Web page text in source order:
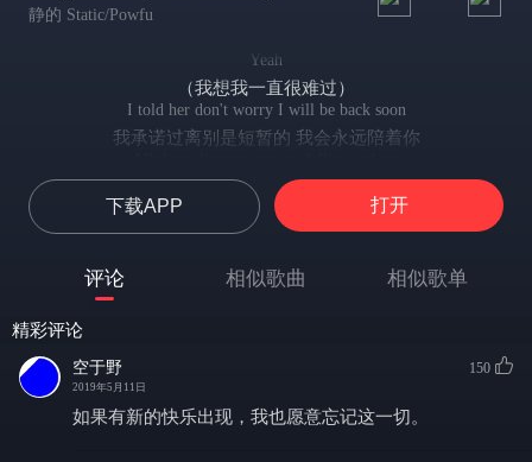
静的 Static/Powfu
Yeah
（我想我一直很难过）
I told her don't worry I will be back soon
我承诺过离别是短暂的 我会永远陪着你
可我们之间的距离成了我们无法逾越的鸿沟
I've been on a roll for like half a year
我们分开快半年了
日日夜夜想你 想象此刻你在我的身边
But she's sitting down crying in the bathroom
可是宝贝当你为此难过时 我的心也痛了起来
Yeah its hard but its something that I have to do
下载APP 打开
评论 相似歌曲 相似歌单
精彩评论
空于野
2019年5月11日
150
如果有新的快乐出现，我也愿意忘记这一切。 ​​​